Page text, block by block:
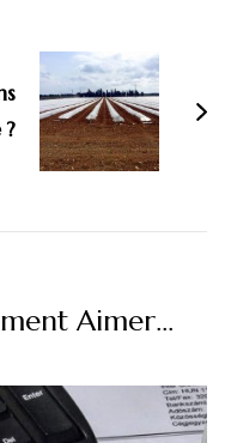
Aimer...